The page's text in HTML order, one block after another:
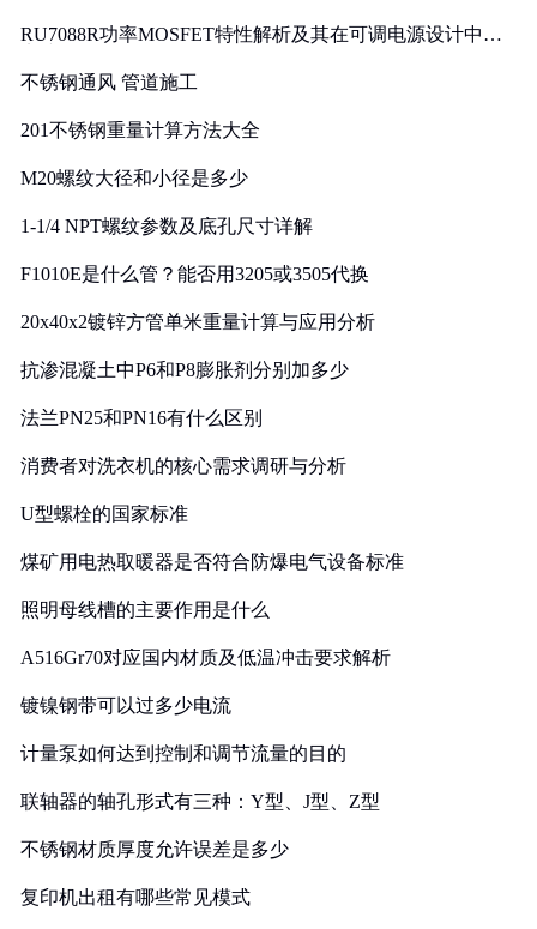
RU7088R功率MOSFET特性解析及其在可调电源设计中的
不锈钢通风 管道施工
201不锈钢重量计算方法大全
M20螺纹大径和小径是多少
1-1/4 NPT螺纹参数及底孔尺寸详解
F1010E是什么管？能否用3205或3505代换
20x40x2镀锌方管单米重量计算与应用分析
抗渗混凝土中P6和P8膨胀剂分别加多少
法兰PN25和PN16有什么区别
消费者对洗衣机的核心需求调研与分析
U型螺栓的国家标准
煤矿用电热取暖器是否符合防爆电气设备标准
照明母线槽的主要作用是什么
A516Gr70对应国内材质及低温冲击要求解析
镀镍钢带可以过多少电流
计量泵如何达到控制和调节流量的目的
联轴器的轴孔形式有三种：Y型、J型、Z型
不锈钢材质厚度允许误差是多少
复印机出租有哪些常见模式